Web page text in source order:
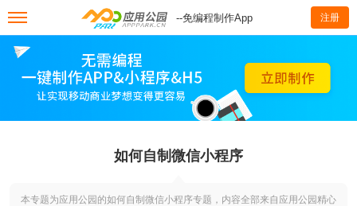
--免编程制作App 注册
如何自制微信小程序
本专题为应用公园的如何自制微信小程序专题，内容全部来自应用公园精心